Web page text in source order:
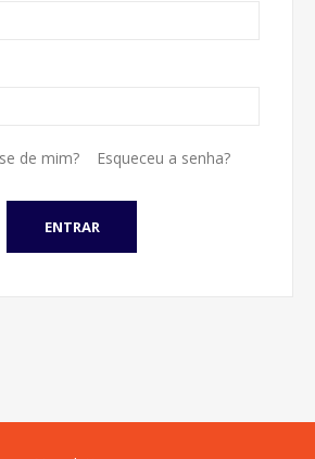
de mim? Esqueceu a senha?
ENTRAR